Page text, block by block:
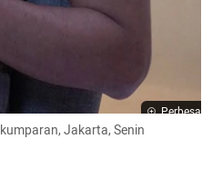
Perbesar
Jakarta, Senin